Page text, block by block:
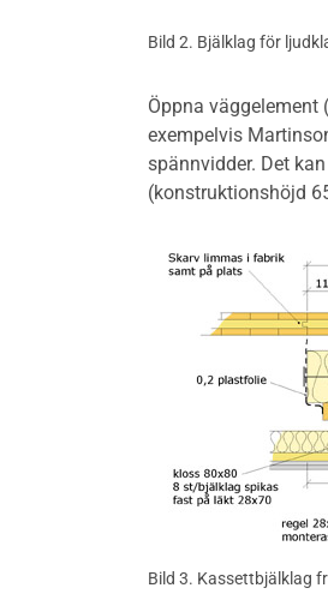
Bild 2. Bjälklag för
Öppna
exempelvis
spännvidder. Det
(konstruktionshöjd
Bild 3. Kassettbjälklag